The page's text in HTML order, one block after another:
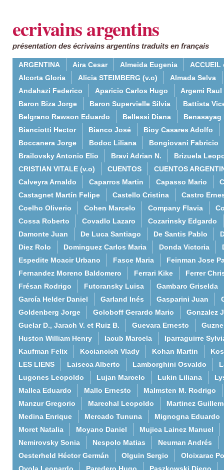
ecrivains argentins
présentation des écrivains argentins traduits en français
ARGENTINA Aira Cesar Almeida Eugenia
ACCUEIL
Alcorta Gloria
Alicia STEIMBERG (v.o)
Almada Selva
Andahazi Federico
Aparicio Carlos Hugo
Argemi Raul
Baron Biza Jorge
Baron Supervielle Silvia
Battista
Belgrano Rawson Eduardo
Bellessi Diana
Benasayag
Bianciotti Hector
Bianco José
Bioy Casares Adolfo
Boccanera Jorge
Bodoc Liliana
Bongiovani Fabricio
Brailovsky Antonio Elio
Bravi Adrian N.
Brizuela
CRISTIAN VITALE (v.o)
CUENTOS
CUENTOS
Calveyra Arnaldo
Caparros Martin Capasso Mario
Castagnet Martín Felipe
Castello Cristina
Castro
Coelho Oliverio
Cohen Marcelo Company Flavia
Cossa Roberto
Covadlo Lazaro
Cozarinsky Edgardo
Damonte Juan
De Luca Santiago De Santis Pablo
Diez Rolo
Dominguez Carlos Maria Donda Victoria
Espedite Moacir Urbano
Fasce Maria
Feinman Jose
Fernandez Moreno Baldomero
Ferrari Kike
Ferrer
Frésan Rodrigo
Futoransky Luisa
Gambaro Griselda
García Helder Daniel
Garland Inés Gasparini Juan
Goldenberg Jorge
Goloboff Gerardo Mario
Gonzalez
Guelar D., Jarach V. et Ruiz B.
Guevara Ernesto
Huston William Henry
Iacub Marcela
Iparraguirre
Kaufman Felix
Kociancich Vlady Kohan Martin
LES LIENS
Laiseca Alberto Lamborghini Osvaldo
Lugones Leopoldo
Lujan Marcelo Lukin Liliana
Mallea Eduardo
Mallo Ernesto
Malmsten M. Rodrigo
Manzur Gregorio
Marechal Leopoldo
Martinez
Medina Enrique
Mercado Tununa
Mignogna Eduardo
Moret Natalia
Moyano Daniel
Mujica Lainez Manuel
Nemirovsky Sonia
Nespolo Matias
Neuman Andrés
Oesterheld Héctor Germán
Olguin Sergio
Oloixarac